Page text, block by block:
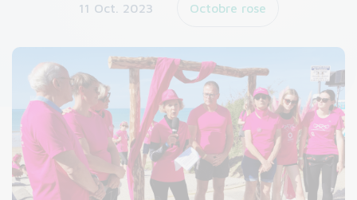
11 Oct. 2023 Octobre rose